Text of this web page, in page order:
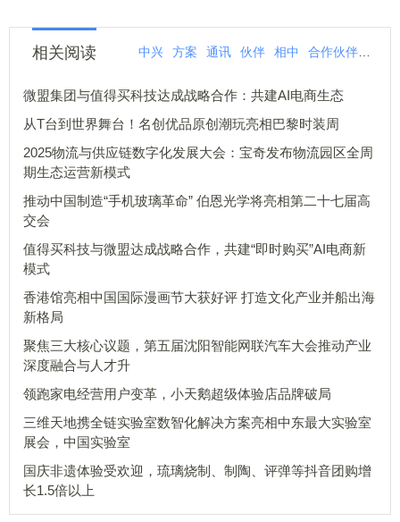
相关阅读 中兴 方案 通讯 伙伴 相中 合作伙伴
微盟集团与值得买科技达成战略合作：共建AI电商生态
从T台到世界舞台！名创优品原创潮玩亮相巴黎时装周
2025物流与供应链数字化发展大会：宝奇发布物流园区全周
期生态运营新模式
推动中国制造“手机玻璃革命” 伯恩光学将亮相第二十七届高
交会
值得买科技与微盟达成战略合作，共建“即时购买”AI电商新
模式
香港馆亮相中国国际漫画节大获好评 打造文化产业并船出海
新格局
聚焦三大核心议题，第五届沈阳智能网联汽车大会推动产业
深度融合与人才升
领跑家电经营用户变革，小天鹅超级体验店品牌破局
三维天地携全链实验室数智化解决方案亮相中东最大实验室
展会，中国实验室
国庆非遗体验受欢迎，琉璃烧制、制陶、评弹等抖音团购增
长1.5倍以上